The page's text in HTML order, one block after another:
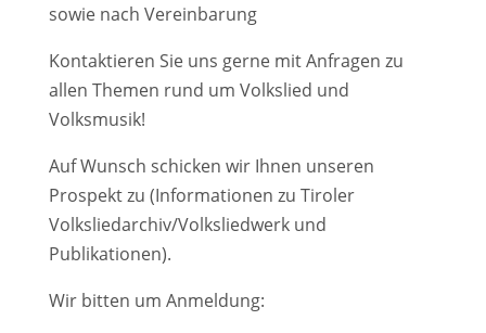
sowie nach Vereinbarung
Kontaktieren Sie uns gerne mit Anfragen zu
allen Themen rund um Volkslied und
Volksmusik!
Auf Wunsch schicken wir Ihnen unseren
Prospekt zu (Informationen zu Tiroler
Volksliedarchiv/Volksliedwerk und
Publikationen).
Wir bitten um Anmeldung: